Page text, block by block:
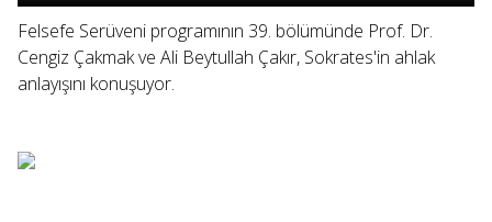
Felsefe Serüveni programının 39. bölümünde Prof. Dr.
Cengiz Çakmak ve Ali Beytullah Çakır, Sokrates'in ahlak
anlayışını konuşuyor.